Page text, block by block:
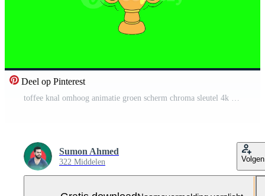
Deel op Pinterest
toffee knal omhoog animatie groen scherm chroma sleutel 4k sjabloon achtergrond. Gratis Video
Sumon Ahmed
322 Middelen Volgen